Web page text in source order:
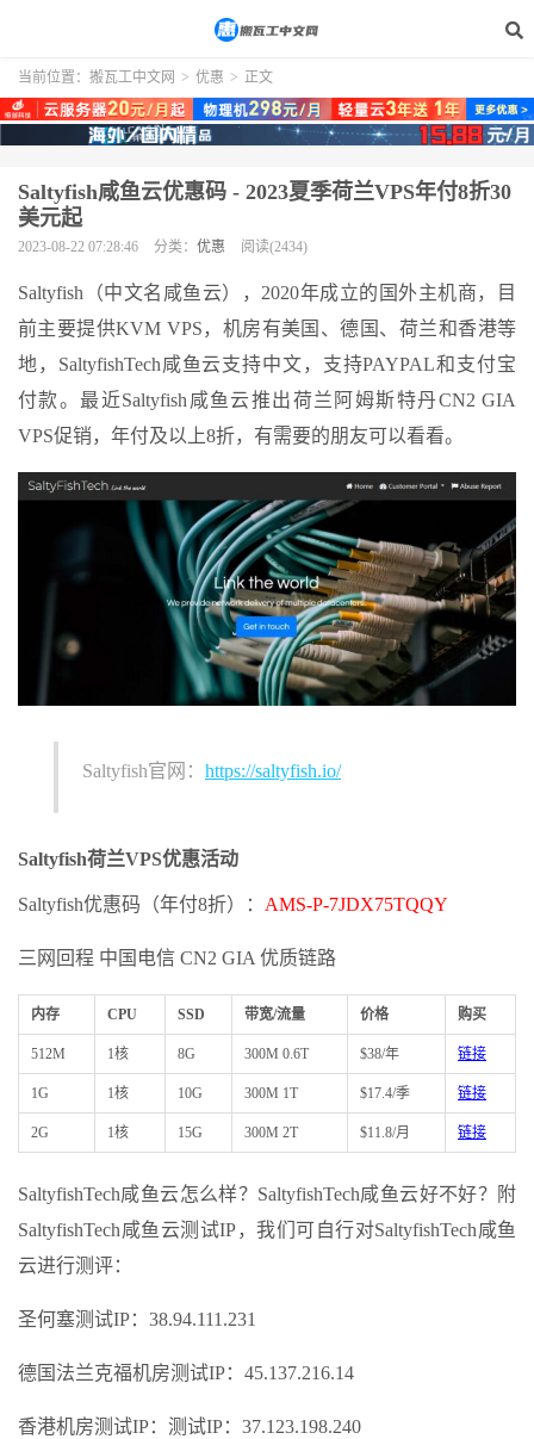
当前位置： 搬瓦工中文网 > 优惠 > 正文
Saltyfish咸鱼云优惠码 - 2023夏季荷兰VPS年付8折30
美元起
2023-08-22 07:28:46 分类： 优惠 阅读(2434)
Saltyfish（中文名咸鱼云），2020年成立的国外主机商，目
前主要提供KVM VPS，机房有美国、德国、荷兰和香港等
地，SaltyfishTech咸鱼云支持中文，支持PAYPAL和支付宝
付款。最近Saltyfish咸鱼云推出荷兰阿姆斯特丹CN2 GIA
VPS促销，年付及以上8折，有需要的朋友可以看看。
Saltyfish官网： https://saltyfish.io/
Saltyfish荷兰VPS优惠活动
Saltyfish优惠码（年付8折）： AMS-P-7JDX75TQQY
三网回程 中国电信 CN2 GIA 优质链路
内存 CPU SSD 带宽/流量 价格 购买
512M 1核 8G 300M 0.6T $38/年 链接
1G 1核 10G 300M 1T $17.4/季 链接
2G 1核 15G 300M 2T $11.8/月 链接
SaltyfishTech咸鱼云怎么样？SaltyfishTech咸鱼云好不好？附
SaltyfishTech咸鱼云测试IP，我们可自行对SaltyfishTech咸鱼
云进行测评：
圣何塞测试IP：38.94.111.231
德国法兰克福机房测试IP：45.137.216.14
香港机房测试IP：测试IP：37.123.198.240